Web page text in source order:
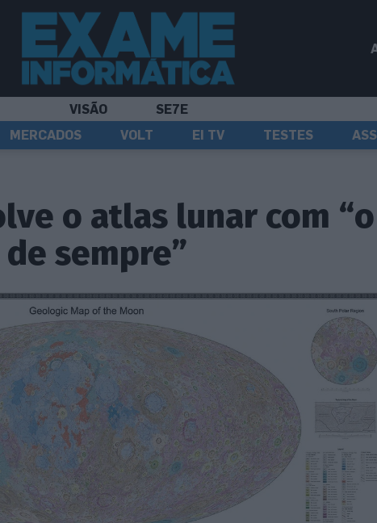
VISÃO
SE7E
MERCADOS VOLT EI TV TESTES
o atlas lunar com “o
sempre”